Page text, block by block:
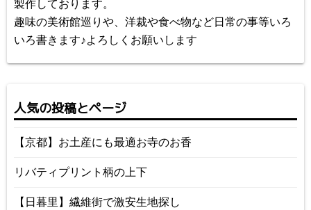
製作しております。
趣味の美術館巡りや、洋裁や食べ物など日常の事等いろ
いろ書きます♪よろしくお願いします
人気の投稿とページ
【京都】お土産にも最適お寺のお香
リバティプリント柄の上下
【日暮里】繊維街で激安生地探し